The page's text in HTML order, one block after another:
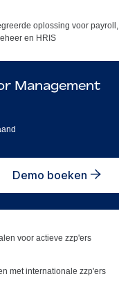
oplossing voor payroll,
en HRIS
Management
Demo boeken
voor actieve zzp'ers
met internationale zzp'ers